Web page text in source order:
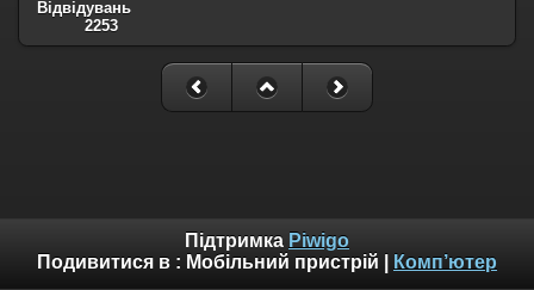
Відвідувань
2253
Підтримка Piwigo
Подивитися в : Мобільний пристрій Комп’ютер